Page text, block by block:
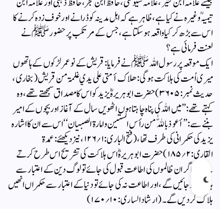
تیمیہؒ وغیرہ نے کیا ہے، ظاہر ہے کہ اہل مدینہ کو ڈرانے اور خوف زدہ کرنے کا
اس سے بڑھ کر کیا واقعہ ہو سکتا ہے، جس کے مرتکب پر حضور ﷺ نے
لعنت فرمائی ہے؟
ایک موقعہ پر رسول اللہ ﷺ نے فرمایا : قریش کے نو عمر لڑکوں کے ہاتھوں
میری اُمت کی ہلاکت ہوگی : ھلاک أمتی علی یدي غلمۃ من قریش (بخاری ،
حدیث نمبر: ۳۶۰۵) حضرت ابو ہریرہؓ یزید کو اس کا مصداق سمجھتے تھے ، وہ
کہتے تھے : ’’ میں اللہ کی پناہ چاہتا ہوں اٹھویں سال کے آغاز اوربچوں کے امیر
بننے سے : ’’أعوذ باللّٰه من رأس الستین وامارۃ الصبیان‘‘اس سے ان کا اشارہ
یزید کی حکمرانی کی طرف تھا ، (فتح الباری : ۱؍۱۲۶، نیز دیکھئے : عمدۃ
القاری:۲؍۱۸۵) حضرت ابو ہریرہؓ اس ہلاکت کی تشریح اس طرح کرتے
تھے کہ اگر ان ظالموں کی اطاعت قبول کی جائے تو لوگ دین کے اعتبار سے
ہلاک ہو جائیں گے ، اور اطاعت نہ کی جائے تو دنیا کے اعتبار سے حکمراں انھیں
ہلاک کر دیں گے ۔ (ارشاد الساری: ۱۰؍۱۷۰)